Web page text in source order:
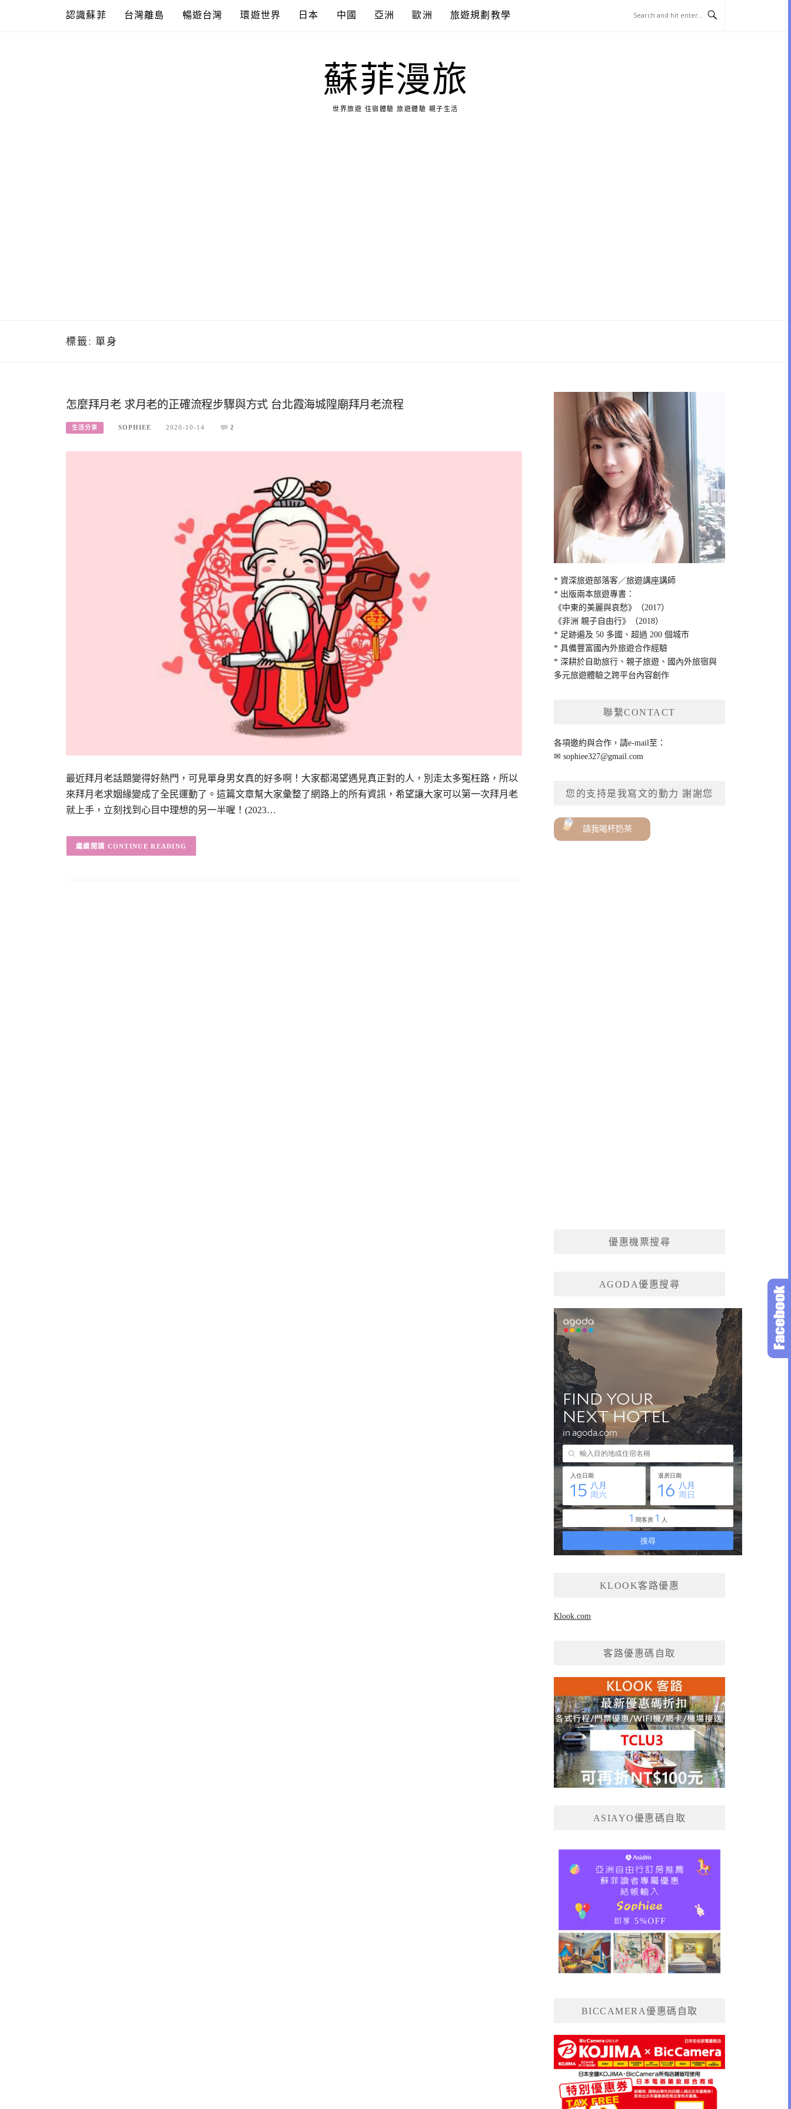
認識蘇菲 台灣離島 暢遊台灣 環遊世界 日本 中國 亞洲 歐洲 旅遊規劃教學
蘇菲漫旅
世界旅遊 住宿體驗 旅遊體驗 親子生活
標籤: 單身
怎麼拜月老 求月老的正確流程步驟與方式 台北霞海城隍廟拜月老流程
生活分享 SOPHIEE 2020-10-14 2
最近拜月老話題變得好熱門，可見單身男女真的好多啊！大家都渴望遇見真正對的人，別走太多冤枉路，所以
來拜月老求姻緣變成了全民運動了。這篇文章幫大家彙整了網路上的所有資訊，希望讓大家可以第一次拜月老
就上手，立刻找到心目中理想的另一半喔！(2023…
CONTINUE READING
* 資深旅遊部落客／旅遊講座講師
* 出版兩本旅遊專書：
《中東的美麗與哀愁》（2017）
《非洲 親子自由行》（2018）
* 足跡遍及 50 多國、超過 200 個城市
* 具備豐富國內外旅遊合作經驗
* 深耕於自助旅行、親子旅遊、國內外旅宿與
多元旅遊體驗之跨平台內容創作
聯繫CONTACT
各項邀約與合作，請e-mail至：
✉sophiee327@gmail.com
您的支持是我寫文的動力 謝謝您
請我喝杯奶茶
優惠機票搜尋
AGODA優惠搜尋
KLOOK客路優惠
Klook.com
客路優惠碼自取
ASIAYO優惠碼自取
BICCAMERA優惠碼自取